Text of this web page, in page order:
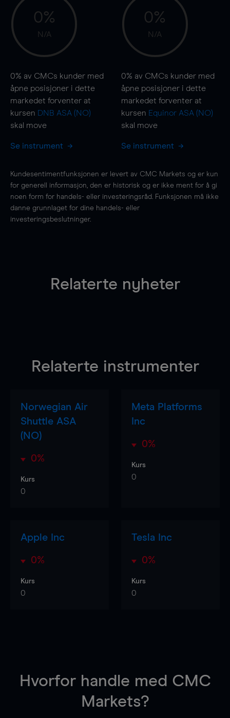
0%
N/A
0% av CMCs kunder med
åpne posisjoner i dette
markedet forventer at
kursen DNB ASA (NO)
skal move
Se instrument
0%
N/A
0% av CMCs kunder med
åpne posisjoner i dette
markedet forventer at
kursen Equinor ASA (NO)
skal move
Se instrument
Kundesentimentfunksjonen er levert av CMC Markets og er kun
for generell informasjon, den er historisk og er ikke ment for å gi
noen form for handels- eller investeringsråd. Funksjonen må ikke
danne grunnlaget for dine handels- eller
investeringsbeslutninger.
Relaterte nyheter
Relaterte instrumenter
Norwegian Air
Shuttle ASA
(NO)
0%
Kurs
0
Meta Platforms
Inc
0%
Kurs
0
Apple Inc
0%
Kurs
0
Tesla Inc
0%
Kurs
0
Hvorfor handle med CMC
Markets?